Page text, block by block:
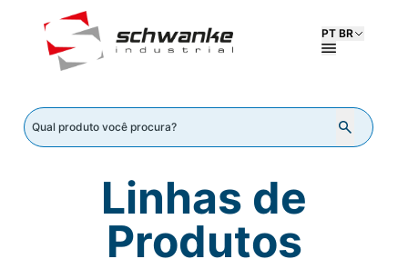
PT BR
Linhas de
Produtos